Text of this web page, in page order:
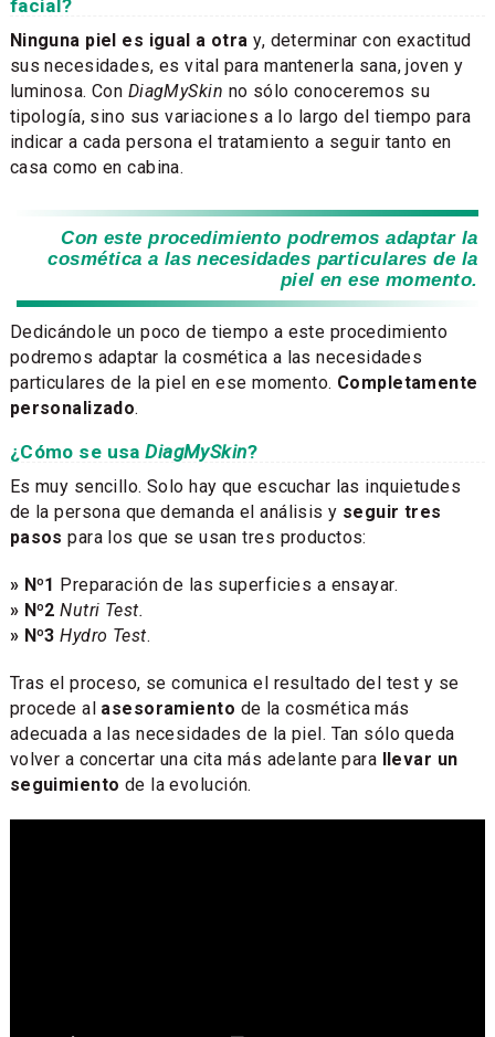
facial?
Ninguna piel es igual a otra y, determinar con exactitud
sus necesidades, es vital para mantenerla sana, joven y
luminosa. Con DiagMySkin no sólo conoceremos su
tipología, sino sus variaciones a lo largo del tiempo para
indicar a cada persona el tratamiento a seguir tanto en
casa como en cabina.
Con este procedimiento podremos adaptar la
cosmética a las necesidades particulares de la
piel en ese momento.
Dedicándole un poco de tiempo a este procedimiento
podremos adaptar la cosmética a las necesidades
particulares de la piel en ese momento. Completamente
personalizado.
¿Cómo se usaDiagMySkin?
Es muy sencillo. Solo hay que escuchar las inquietudes
de la persona que demanda el análisis y seguir tres
pasos para los que se usan tres productos:
» Nº1 Preparación de las superficies a ensayar.
» Nº2 Nutri Test.
» Nº3 Hydro Test.
Tras el proceso, se comunica el resultado del test y se
procede al asesoramiento de la cosmética más
adecuada a las necesidades de la piel. Tan sólo queda
volver a concertar una cita más adelante para llevar un
seguimiento de la evolución.